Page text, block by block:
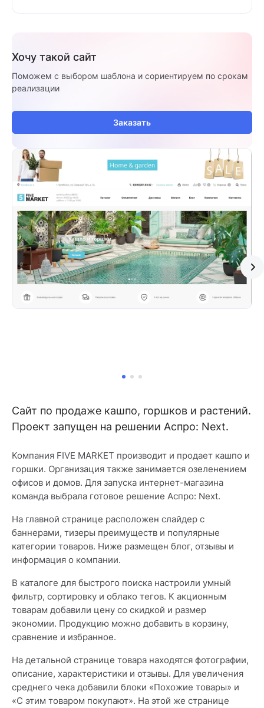
Сайт по продаже кашпо, горшков и растений.
Проект запущен на решении Аспро: Next.
Компания FIVE MARKET производит и продает кашпо и
горшки. Организация также занимается озеленением
офисов и домов. Для запуска интернет-магазина
команда выбрала готовое решение Аспро: Next.
На главной странице расположен слайдер с
баннерами, тизеры преимуществ и популярные
категории товаров. Ниже размещен блог, отзывы и
информация о компании.
В каталоге для быстрого поиска настроили умный
фильтр, сортировку и облако тегов. К акционным
товарам добавили цену со скидкой и размер
экономии. Продукцию можно добавить в корзину,
сравнение и избранное.
На детальной странице товара находятся фотографии,
описание, характеристики и отзывы. Для увеличения
среднего чека добавили блоки «Похожие товары» и
«С этим товаром покупают». На этой же странице
Хочу такой сайт
Поможем с выбором шаблона и сориентируем по срокам
реализации
Заказать